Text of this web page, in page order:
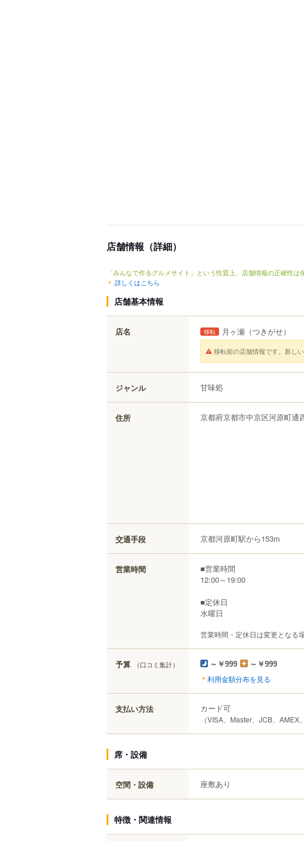
店舗情報（詳細）
「みんなで作るグルメサイト」という性質上、店舗情報の正確性
詳しくはこちら
店舗基本情報
店名 移転 月ヶ瀬 （つきがせ）
移転前の店舗情報です。新し
ジャンル 甘味処
住所 京都府京都市中京区河原町通
交通手段 京都河原町駅から153m
営業時間
■営業時間
12:00～19:00
■定休日
水曜日
営業時間・定休日は変更となる
予算 （口コミ集計） ～￥999 ～￥999
利用金額分布を見る
支払い方法 カード可
（VISA、Master、JCB、AMEX
席・設備
空間・設備 座敷あり
特徴・関連情報